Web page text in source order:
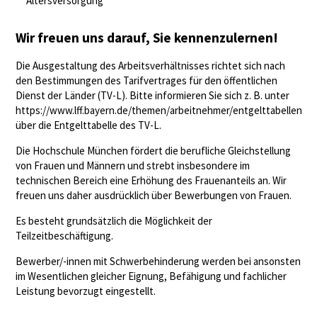
Wir freuen uns darauf, Sie kennenzulernen!
Die Ausgestaltung des Arbeitsverhältnisses richtet sich nach
den Bestimmungen des Tarifvertrages für den öffentlichen
Dienst der Länder (TV-L). Bitte informieren Sie sich z. B. unter
https://www.lff.bayern.de/themen/arbeitnehmer/entgelttabellen
über die Entgelttabelle des TV-L.
Die Hochschule München fördert die berufliche Gleichstellung
von Frauen und Männern und strebt insbesondere im
technischen Bereich eine Erhöhung des Frauenanteils an. Wir
freuen uns daher ausdrücklich über Bewerbungen von Frauen.
Es besteht grundsätzlich die Möglichkeit der
Teilzeitbeschäftigung.
Bewerber/-innen mit Schwerbehinderung werden bei ansonsten
im Wesentlichen gleicher Eignung, Befähigung und fachlicher
Leistung bevorzugt eingestellt.